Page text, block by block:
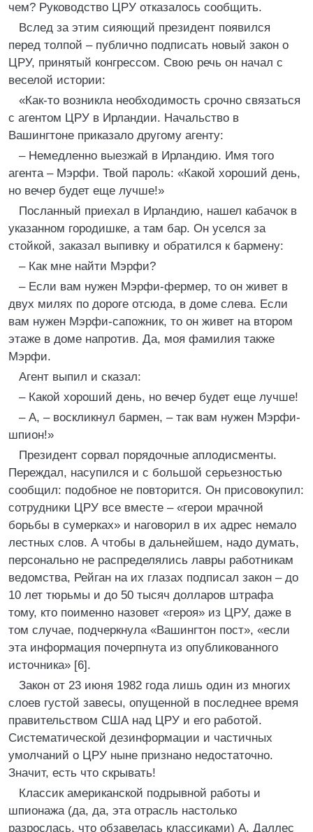
чем? Руководство ЦРУ отказалось сообщить.
Вслед за этим сияющий президент появился
перед толпой – публично подписать новый закон о
ЦРУ, принятый конгрессом. Свою речь он начал с
веселой истории:
«Как-то возникла необходимость срочно связаться
с агентом ЦРУ в Ирландии. Начальство в
Вашингтоне приказало другому агенту:
– Немедленно выезжай в Ирландию. Имя того
агента – Мэрфи. Твой пароль: «Какой хороший день,
но вечер будет еще лучше!»
Посланный приехал в Ирландию, нашел кабачок в
указанном городишке, а там бар. Он уселся за
стойкой, заказал выпивку и обратился к бармену:
– Как мне найти Мэрфи?
– Если вам нужен Мэрфи-фермер, то он живет в
двух милях по дороге отсюда, в доме слева. Если
вам нужен Мэрфи-сапожник, то он живет на втором
этаже в доме напротив. Да, моя фамилия также
Мэрфи.
Агент выпил и сказал:
– Какой хороший день, но вечер будет еще лучше!
– А, – воскликнул бармен, – так вам нужен Мэрфи-
шпион!»
Президент сорвал порядочные аплодисменты.
Переждал, насупился и с большой серьезностью
сообщил: подобное не повторится. Он присовокупил:
сотрудники ЦРУ все вместе – «герои мрачной
борьбы в сумерках» и наговорил в их адрес немало
лестных слов. А чтобы в дальнейшем, надо думать,
персонально не распределялись лавры работникам
ведомства, Рейган на их глазах подписал закон – до
10 лет тюрьмы и до 50 тысяч долларов штрафа
тому, кто поименно назовет «героя» из ЦРУ, даже в
том случае, подчеркнула «Вашингтон пост», «если
эта информация почерпнута из опубликованного
источника» [6].
Закон от 23 июня 1982 года лишь один из многих
слоев густой завесы, опущенной в последнее время
правительством США над ЦРУ и его работой.
Систематической дезинформации и частичных
умолчаний о ЦРУ ныне признано недостаточно.
Значит, есть что скрывать!
Классик американской подрывной работы и
шпионажа (да, да, эта отрасль настолько
разрослась, что обзавелась классиками) А. Даллес